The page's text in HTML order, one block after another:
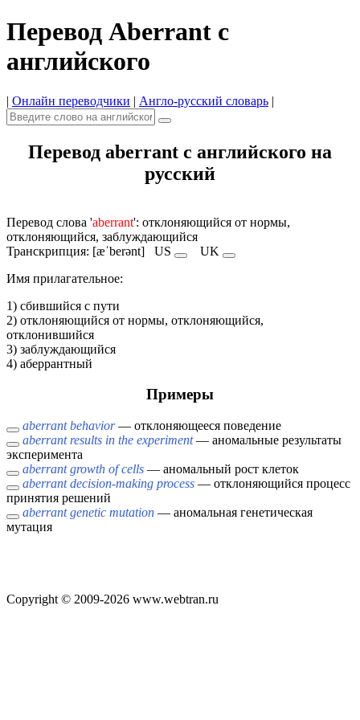
Перевод Aberrant с
английского
| Онлайн переводчики | Англо-русский словарь |
Перевод aberrant с английского на
русский
Перевод слова 'aberrant': отклоняющийся от нормы,
отклоняющийся, заблуждающийся
Транскрипция: [æˈberənt] US
UK
Имя прилагательное:
1) сбившийся с пути
2) отклоняющийся от нормы, отклоняющийся,
отклонившийся
3) заблуждающийся
4) аберрантный
Примеры
aberrant behavior— отклоняющееся поведение
aberrant results in the experiment— аномальные результаты
эксперимента
aberrant growth of cells — аномальный рост клеток
aberrant decision-making process — отклоняющийся процесс
принятия решений
aberrant genetic mutation — аномальная генетическая
мутация
Copyright © 2009-2026 www.webtran.ru